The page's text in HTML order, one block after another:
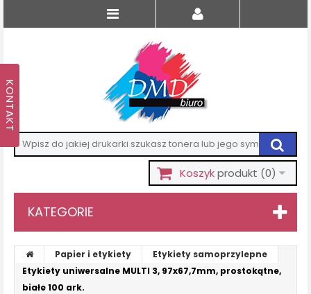
Koszykprodukt (0)
KATEGORIE
Papier i etykiety
Etykiety samoprzylepne
Etykiety uniwersalne MULTI 3, 97x67,7mm, prostokątne,
białe 100 ark.